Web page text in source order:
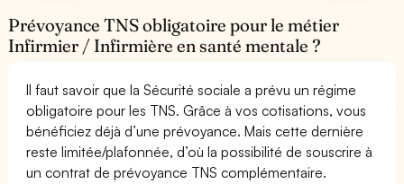
Prévoyance TNS obligatoire pour le métier
Infirmier / Infirmière en santé mentale ?
Il faut savoir que la Sécurité sociale a prévu un régime
obligatoire pour les TNS. Grâce à vos cotisations, vous
bénéficiez déjà d’une prévoyance. Mais cette dernière
reste limitée/plafonnée, d’où la possibilité de souscrire à
un contrat de prévoyance TNS complémentaire.